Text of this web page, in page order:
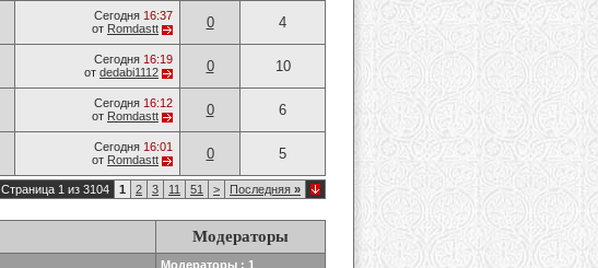
Сегодня 16:37
от Romdastt 0 4
Сегодня 16:19
от dedabi1112 0 10
Сегодня 16:12
от Romdastt 0 6
Сегодня 16:01
от Romdastt 0 5
Страница 1 из 3104 1 2 3 11 51 > Последняя »
Модераторы
Модераторы : 1